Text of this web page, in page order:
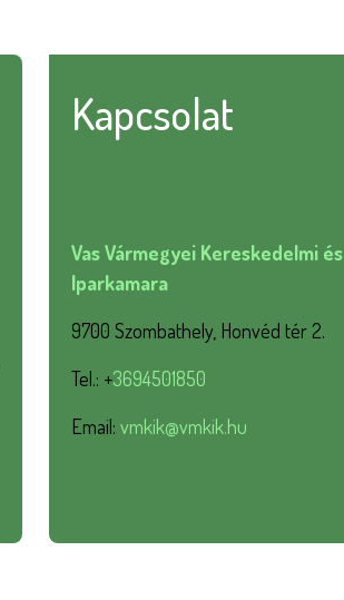
Kapcsolat
Vas Vármegyei Kereskedelmi és
Iparkamara
9700 Szombathely, Honvéd tér 2.
Tel.: +3694501850
Email: vmkik@vmkik.hu